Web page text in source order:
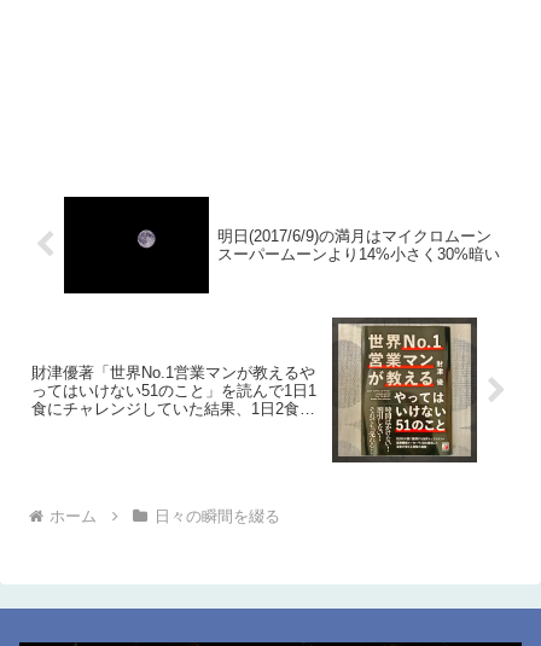
明日(2017/6/9)の満月はマイクロムーン
スーパームーンより14%小さく30%暗い
財津優著「世界No.1営業マンが教えるや
ってはいけない51のこと」を読んで1日1
食にチャレンジしていた結果、1日2食に
ホーム 日々の瞬間を綴る